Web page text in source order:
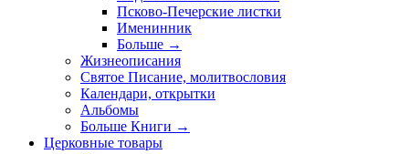
Псково-Печерские листки
Именинник
Больше →
Жизнеописания
Святое Писание, молитвословия
Календари, открытки
Альбомы
Больше Книги →
Церковные товары